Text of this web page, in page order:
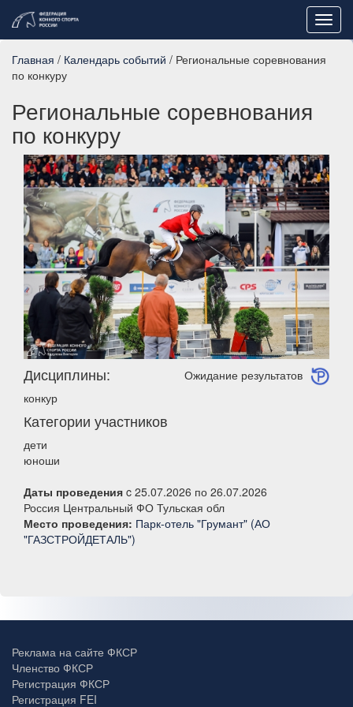
Главная / Календарь событий / Региональные соревнования
по конкуру
Региональные соревнования
по конкуру
Ожидание результатов
Дисциплины:
конкур
Категории участников
дети
юноши
Даты проведения c 25.07.2026 по 26.07.2026
Россия Центральный ФО Тульская обл
Место проведения: Парк-отель "Грумант" (АО
"ГАЗСТРОЙДЕТАЛЬ")
Реклама на сайте ФКСР
Членство ФКСР
Регистрация ФКСР
Регистрация FEI